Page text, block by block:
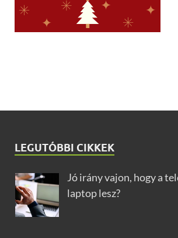
LEGUTÓBBI CIKKEK
Jó irány vajon, hogy a
laptop lesz?